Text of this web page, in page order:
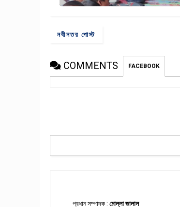
নবীনতর পোস্ট
COMMENTS FACEBOOK
প্রধান সম্পাদক : মোল্লা জালাল